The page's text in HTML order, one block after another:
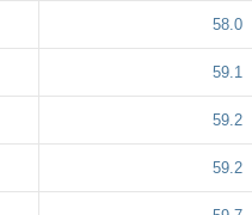
58.0
59.1
59.2
59.2